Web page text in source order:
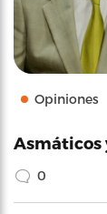
Opiniones
Asmáticos
0